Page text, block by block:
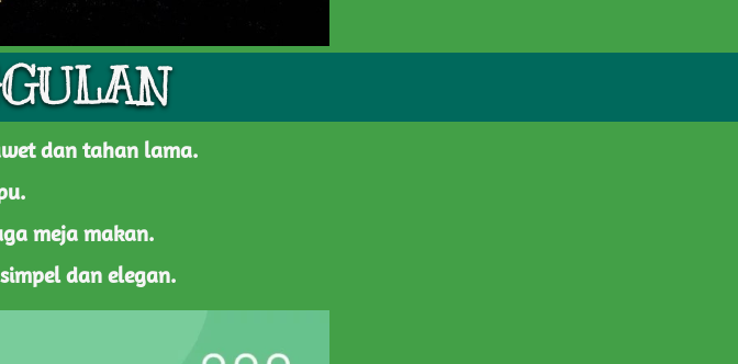
dan tahan lama.
meja makan.
dan elegan.